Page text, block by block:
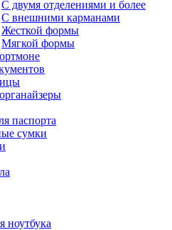
С двумя отделениями и более
С внешними карманами
Жесткой формы
Мягкой формы
паспорта
сумки
ноутбука